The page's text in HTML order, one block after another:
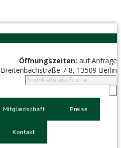
Öffnungszeiten: auf Anfrage
Breitenbachstraße 7-8, 13509 Berlin
Mitgliedschaft Preise
Kontakt